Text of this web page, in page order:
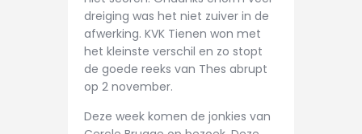
dreiging was het niet zuiver in de
afwerking. KVK Tienen won met
het kleinste verschil en zo stopt
de goede reeks van Thes abrupt
op 2 november.
Deze week komen de jonkies van